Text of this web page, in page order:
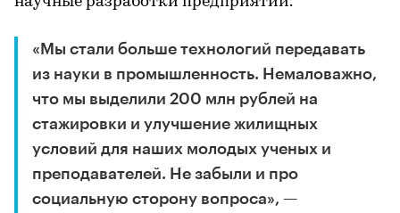
«Мы стали больше технологий передавать
из науки в промышленность. Немаловажно,
что мы выделили 200 млн рублей на
стажировки и улучшение жилищных
условий для наших молодых ученых и
преподавателей. Не забыли и про
социальную сторону вопроса», —